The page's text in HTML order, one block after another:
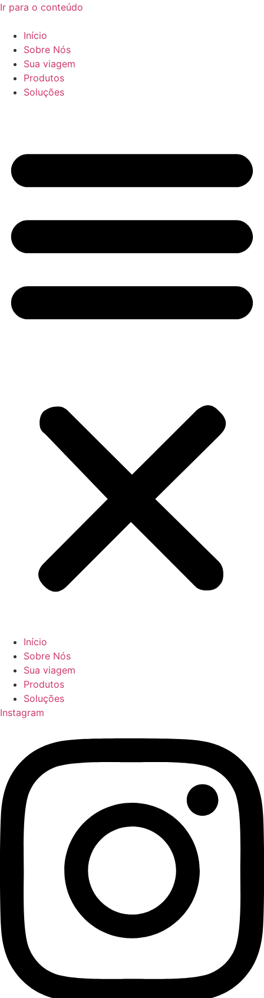
Ir para o conteúdo
Início
Sobre Nós
Sua viagem
Produtos
Soluções
Início
Sobre Nós
Sua viagem
Produtos
Soluções
Instagram